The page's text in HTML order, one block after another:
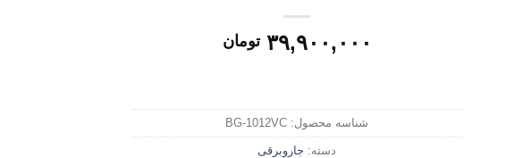
۳۹,۹۰۰,۰۰۰ تومان
شناسه محصول: BG-1012VC
دسته: جاروبرقی